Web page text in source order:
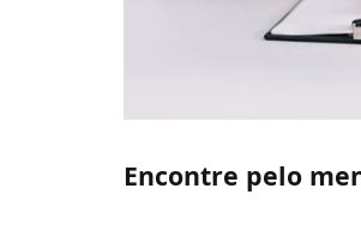
Encontre pelo